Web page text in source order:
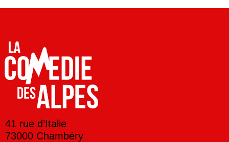
41 rue d’Italie
73000 Chambéry